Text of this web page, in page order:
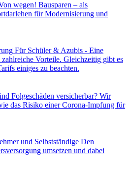
wegen! Bausparen – als
für Modernisierung und
Für Schüler & Azubis - Eine
Vorteile. Gleichzeitig gibt es
einiges zu beachten.
Folgeschäden versicherbar? Wir
das Risiko einer Corona-Impfung für
und Selbstständige Den
umsetzen und dabei